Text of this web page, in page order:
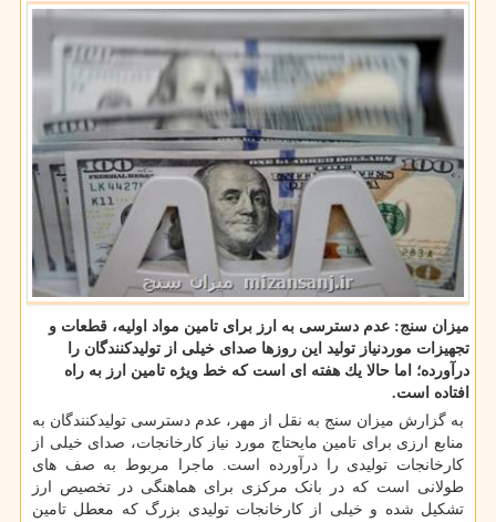
میزان سنج: عدم دسترسی به ارز برای تامین مواد اولیه، قطعات و
تجهیزات موردنیاز تولید این روزها صدای خیلی از تولیدكنندگان را
درآورده؛ اما حالا یك هفته ای است كه خط ویژه تامین ارز به راه
افتاده است.
به گزارش میزان سنج به نقل از مهر، عدم دسترسی تولیدکنندگان به
منابع ارزی برای تامین مایحتاج مورد نیاز کارخانجات، صدای خیلی از
کارخانجات تولیدی را درآورده است. ماجرا مربوط به صف های
طولانی است که در بانک مرکزی برای هماهنگی در تخصیص ارز
تشکیل شده و خیلی از کارخانجات تولیدی بزرگ که معطل تامین